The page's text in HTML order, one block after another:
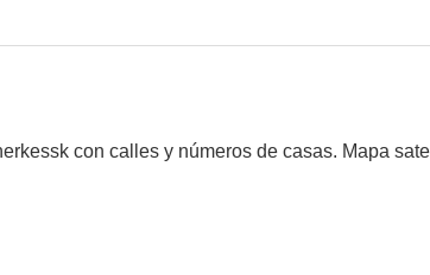
con calles y números de casas. Mapa